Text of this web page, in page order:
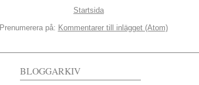
Startsida
Prenumerera på: Kommentarer till inlägget (Atom)
BLOGGARKIV